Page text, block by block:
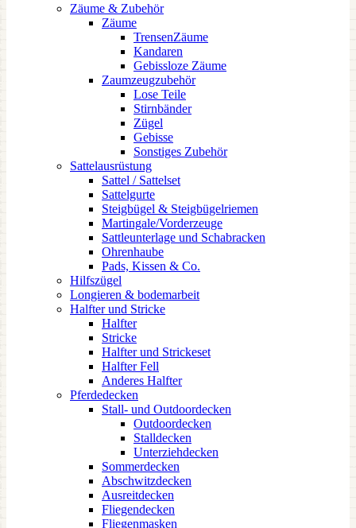
Zäume & Zubehör
Zäume
TrensenZäume
Kandaren
Gebissloze Zäume
Zaumzeugzubehör
Lose Teile
Stirnbänder
Zügel
Gebisse
Sonstiges Zubehör
Sattelausrüstung
Sattel / Sattelset
Sattelgurte
Steigbügel & Steigbügelriemen
Martingale/Vorderzeuge
Sattleunterlage und Schabracken
Ohrenhaube
Pads, Kissen & Co.
Hilfszügel
Longieren & bodemarbeit
Halfter und Stricke
Halfter
Stricke
Halfter und Strickeset
Halfter Fell
Anderes Halfter
Pferdedecken
Stall- und Outdoordecken
Outdoordecken
Stalldecken
Unterziehdecken
Sommerdecken
Abschwitzdecken
Ausreitdecken
Fliegendecken
Fliegenmasken